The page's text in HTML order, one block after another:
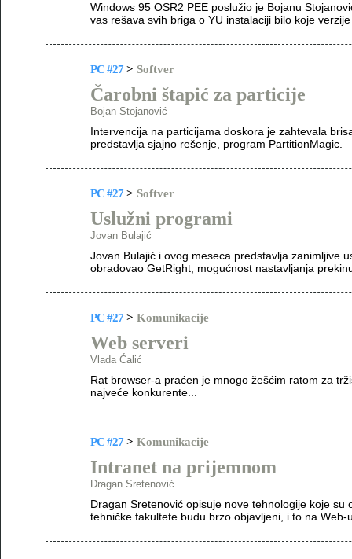
Windows 95 OSR2 PEE poslužio je Bojanu
vas rešava svih briga o YU instalaciji bilo koje
PC #27 > Softver
Čarobni štapić za particije
Bojan Stojanović
Intervencija na particijama doskora je zahtevala
predstavlja sjajno rešenje, program PartitionMagic.
PC #27 > Softver
Uslužni programi
Jovan Bulajić
Jovan Bulajić i ovog meseca predstavlja zanimljive
obradovao GetRight, mogućnost nastavljanja
PC #27 > Komunikacije
Web serveri
Vlada Ćalić
Rat browser-a praćen je mnogo žešćim ratom za
najveće konkurente...
PC #27 > Komunikacije
Intranet na prijemnom
Dragan Sretenović
Dragan Sretenović opisuje nove tehnologije koje
tehničke fakultete budu brzo objavljeni, i to na Web-